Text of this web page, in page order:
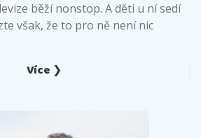
běží nonstop. A děti u ní sedí
však, že to pro ně není nic
Více ❯